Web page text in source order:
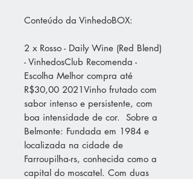
Conteúdo da VinhedoBOX:
2 x Rosso - Daily Wine (Red Blend)
- VinhedosClub Recomenda -
Escolha Melhor compra até
R$30,00 2021Vinho frutado com
sabor intenso e persistente, com
boa intensidade de cor. Sobre a
Belmonte: Fundada em 1984 e
localizada na cidade de
Farroupilha-rs, conhecida como a
capital do moscatel. Com duas